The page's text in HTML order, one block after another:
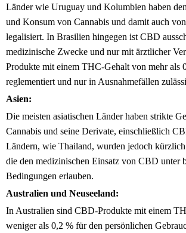
Länder wie Uruguay und Kolumbien haben
und Konsum von Cannabis und damit auch
legalisiert. In Brasilien hingegen ist CBD
medizinische Zwecke und nur mit ärztlicher
Produkte mit einem THC-Gehalt von mehr als
reglementiert und nur in Ausnahmefällen
Asien:
Die meisten asiatischen Länder haben strikte
Cannabis und seine Derivate, einschließlich
Ländern, wie Thailand, wurden jedoch kürzlich
die den medizinischen Einsatz von CBD unter
Bedingungen erlauben.
Australien und Neuseeland:
In Australien sind CBD-Produkte mit einem
weniger als 0,2 % für den persönlichen